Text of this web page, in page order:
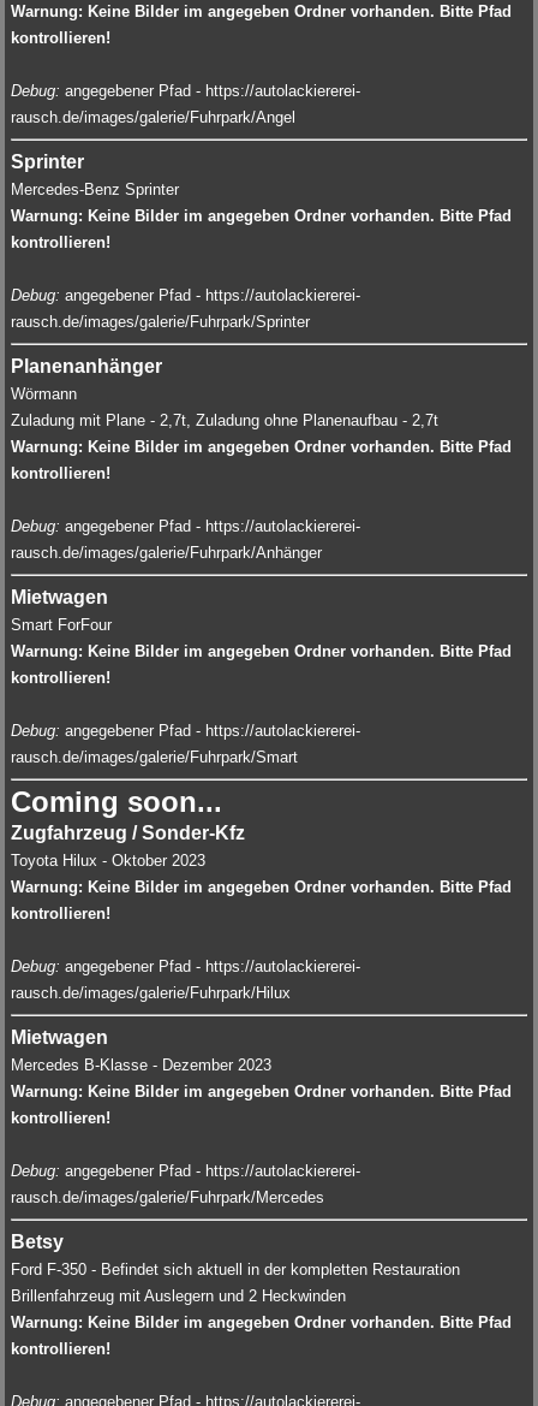
Warnung: Keine Bilder im angegeben Ordner vorhanden. Bitte Pfad
kontrollieren!
Debug: angegebener Pfad - https://autolackiererei-
rausch.de/images/galerie/Fuhrpark/Angel
Sprinter
Mercedes-Benz Sprinter
Warnung: Keine Bilder im angegeben Ordner vorhanden. Bitte Pfad
kontrollieren!
Debug: angegebener Pfad - https://autolackiererei-
rausch.de/images/galerie/Fuhrpark/Sprinter
Planenanhänger
Wörmann
Zuladung mit Plane - 2,7t, Zuladung ohne Planenaufbau - 2,7t
Warnung: Keine Bilder im angegeben Ordner vorhanden. Bitte Pfad
kontrollieren!
Debug: angegebener Pfad - https://autolackiererei-
rausch.de/images/galerie/Fuhrpark/Anhänger
Mietwagen
Smart ForFour
Warnung: Keine Bilder im angegeben Ordner vorhanden. Bitte Pfad
kontrollieren!
Debug: angegebener Pfad - https://autolackiererei-
rausch.de/images/galerie/Fuhrpark/Smart
Coming soon...
Zugfahrzeug / Sonder-Kfz
Toyota Hilux - Oktober 2023
Warnung: Keine Bilder im angegeben Ordner vorhanden. Bitte Pfad
kontrollieren!
Debug: angegebener Pfad - https://autolackiererei-
rausch.de/images/galerie/Fuhrpark/Hilux
Mietwagen
Mercedes B-Klasse - Dezember 2023
Warnung: Keine Bilder im angegeben Ordner vorhanden. Bitte Pfad
kontrollieren!
Debug: angegebener Pfad - https://autolackiererei-
rausch.de/images/galerie/Fuhrpark/Mercedes
Betsy
Ford F-350 - Befindet sich aktuell in der kompletten Restauration
Brillenfahrzeug mit Auslegern und 2 Heckwinden
Warnung: Keine Bilder im angegeben Ordner vorhanden. Bitte Pfad
kontrollieren!
Debug: angegebener Pfad - https://autolackiererei-